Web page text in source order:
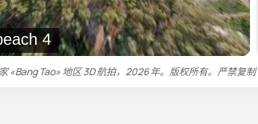
4
«Bang Tao» 地区 3D 航拍，2026 年。版权所有。严禁复制